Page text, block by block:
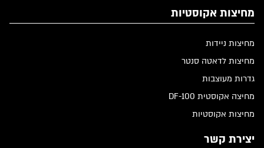
מחיצות אקוסטיות
מחיצות ניידות
מחיצות לדאטה סנטר
גדרות מעוצבות
מחיצה אקוסטית DF-100
מחיצות אקוסטיות
יצירת קשר